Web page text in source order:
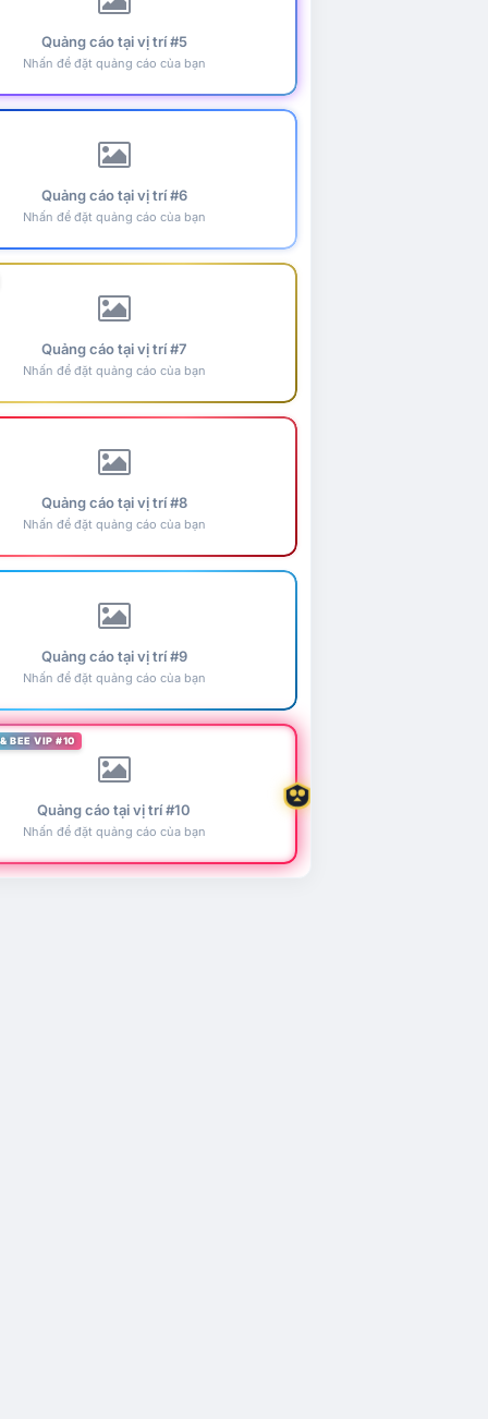
Quảng cáo tại vị trí #5
Nhấn để đặt quảng cáo của bạn
Quảng cáo tại vị trí #6
Nhấn để đặt quảng cáo của bạn
Quảng cáo tại vị trí #7
Nhấn để đặt quảng cáo của bạn
Quảng cáo tại vị trí #8
Nhấn để đặt quảng cáo của bạn
Quảng cáo tại vị trí #9
Nhấn để đặt quảng cáo của bạn
BEE VIP #10
Quảng cáo tại vị trí #10
Nhấn để đặt quảng cáo của bạn